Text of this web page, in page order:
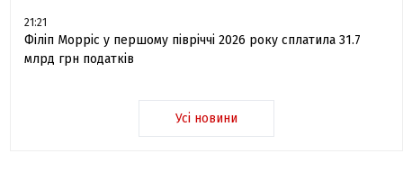
21:21
Філіп Морріс у першому півріччі 2026 року сплатила 31.7
млрд грн податків
Усі новини